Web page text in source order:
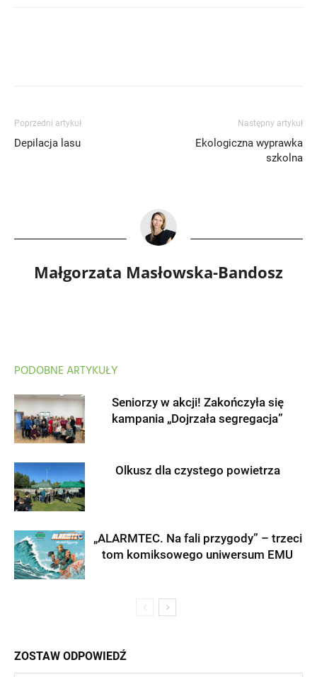
Poprzedni artykuł
Depilacja lasu
Następny artykuł
Ekologiczna wyprawka
szkolna
Małgorzata Masłowska-Bandosz
PODOBNE ARTYKUŁY
Seniorzy w akcji! Zakończyła się
kampania „Dojrzała segregacja”
Olkusz dla czystego powietrza
„ALARMTEC. Na fali przygody” – trzeci
tom komiksowego uniwersum EMU
ZOSTAW ODPOWIEDŹ